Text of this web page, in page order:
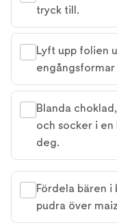
tryck till.
Lyft upp folien
Blanda
och socker i en
deg.
Fördela bären
pudra över